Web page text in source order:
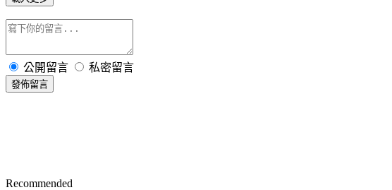
公開留言 私密留言
發佈留言
Recommended